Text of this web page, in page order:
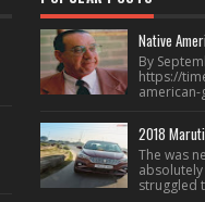
Native
By
https://
2018
The was
struggled